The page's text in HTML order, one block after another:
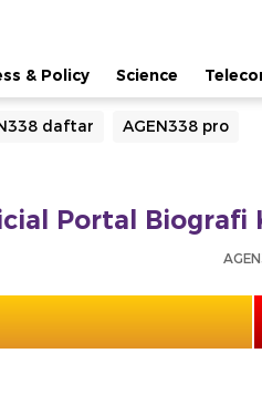
& Policy Science
daftar AGEN338 pro
Portal